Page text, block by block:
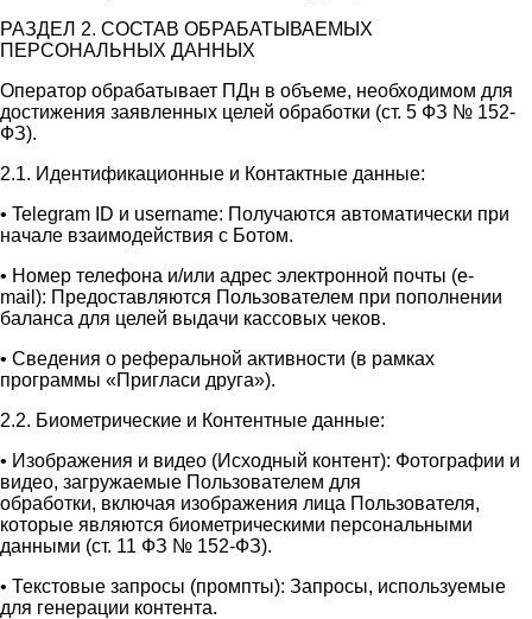
РАЗДЕЛ 2. СОСТАВ ОБРАБАТЫВАЕМЫХ
ПЕРСОНАЛЬНЫХ ДАННЫХ
Оператор обрабатывает ПДн в объеме, необходимом для
достижения заявленных целей обработки (ст. 5 ФЗ № 152-
ФЗ).
2.1. Идентификационные и Контактные данные:
• Telegram ID и username: Получаются автоматически при
начале взаимодействия с Ботом.
• Номер телефона и/или адрес электронной почты (e-
mail): Предоставляются Пользователем при пополнении
баланса для целей выдачи кассовых чеков.
• Сведения о реферальной активности (в рамках
программы «Пригласи друга»).
2.2. Биометрические и Контентные данные:
• Изображения и видео (Исходный контент): Фотографии и
видео, загружаемые Пользователем для
обработки, включая изображения лица Пользователя,
которые являются биометрическими персональными
данными (ст. 11 ФЗ № 152-ФЗ).
• Текстовые запросы (промпты): Запросы, используемые
для генерации контента.